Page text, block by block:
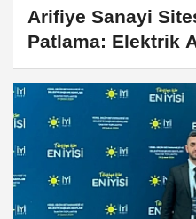
Arifiye Sanayi
Patlama: Elektrik
Esnaf Tepkili!